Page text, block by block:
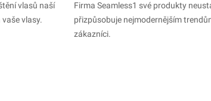
vlasů naší
vlasy.
Firma Seamless1 své produkty
přizpůsobuje nejmodernějším
zákazníci.